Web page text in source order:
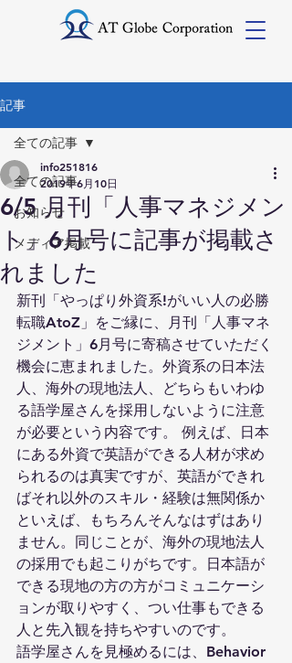
記事
全ての記事
お知らせ
メディア掲載
全ての記事
6/5 月刊「人事マネジメン
ト」6月号に記事が掲載さ
れました
info251816
2019年6月10日
新刊「やっぱり外資系!がいい人の必勝
転職AtoZ」をご縁に、月刊「人事マネ
ジメント」6月号に寄稿させていただく
機会に恵まれました。外資系の日本法
人、海外の現地法人、どちらもいわゆ
る語学屋さんを採用しないように注意
が必要という内容です。 例えば、日本
にある外資で英語ができる人材が求め
られるのは真実ですが、英語ができれ
ばそれ以外のスキル・経験は無関係か
といえば、もちろんそんなはずはあり
ません。同じことが、海外の現地法人
の採用でも起こりがちです。日本語が
できる現地の方の方がコミュニケーシ
ョンが取りやすく、つい仕事もできる
人と先入観を持ちやすいのです。
語学屋さんを見極めるには、Behavior